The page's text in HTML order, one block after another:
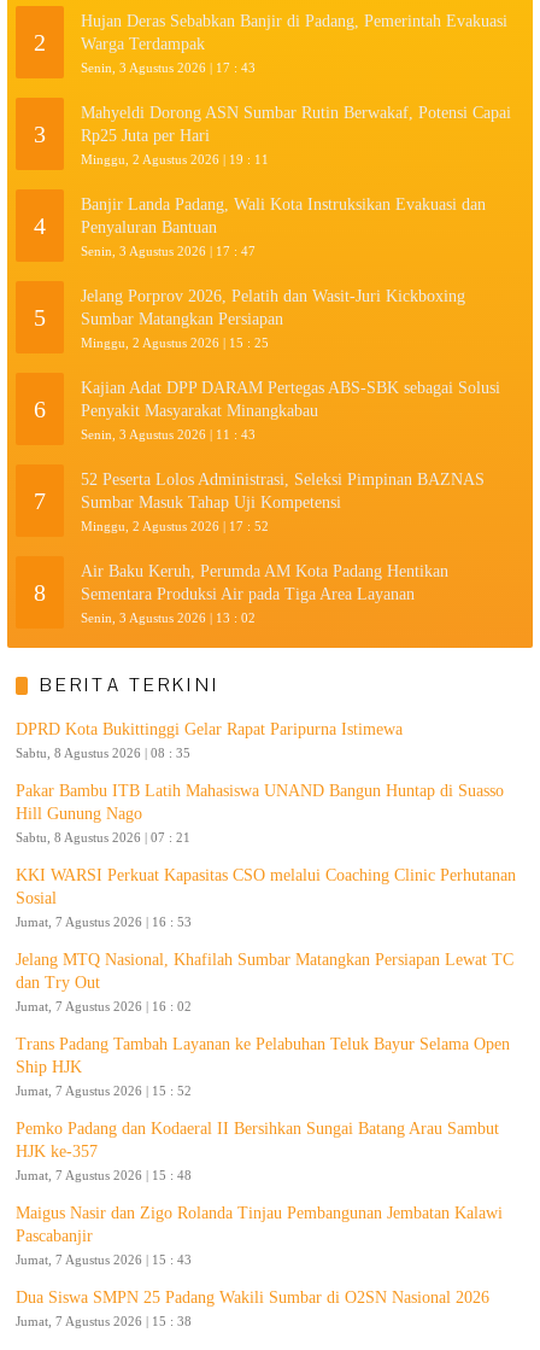
2
Hujan Deras Sebabkan Banjir di Padang, Pemerintah Evakuasi
Warga Terdampak
Senin, 3 Agustus 2026 | 17 : 43
3
Mahyeldi Dorong ASN Sumbar Rutin Berwakaf, Potensi Capai
Rp25 Juta per Hari
Minggu, 2 Agustus 2026 | 19 : 11
4
Banjir Landa Padang, Wali Kota Instruksikan Evakuasi dan
Penyaluran Bantuan
Senin, 3 Agustus 2026 | 17 : 47
5
Jelang Porprov 2026, Pelatih dan Wasit-Juri Kickboxing
Sumbar Matangkan Persiapan
Minggu, 2 Agustus 2026 | 15 : 25
6
Kajian Adat DPP DARAM Pertegas ABS-SBK sebagai Solusi
Penyakit Masyarakat Minangkabau
Senin, 3 Agustus 2026 | 11 : 43
7
52 Peserta Lolos Administrasi, Seleksi Pimpinan BAZNAS
Sumbar Masuk Tahap Uji Kompetensi
Minggu, 2 Agustus 2026 | 17 : 52
8
Air Baku Keruh, Perumda AM Kota Padang Hentikan
Sementara Produksi Air pada Tiga Area Layanan
Senin, 3 Agustus 2026 | 13 : 02
BERITA TERKINI
DPRD Kota Bukittinggi Gelar Rapat Paripurna Istimewa
Sabtu, 8 Agustus 2026 | 08 : 35
Pakar Bambu ITB Latih Mahasiswa UNAND Bangun Huntap di Suasso
Hill Gunung Nago
Sabtu, 8 Agustus 2026 | 07 : 21
KKI WARSI Perkuat Kapasitas CSO melalui Coaching Clinic Perhutanan
Sosial
Jumat, 7 Agustus 2026 | 16 : 53
Jelang MTQ Nasional, Khafilah Sumbar Matangkan Persiapan Lewat TC
dan Try Out
Jumat, 7 Agustus 2026 | 16 : 02
Trans Padang Tambah Layanan ke Pelabuhan Teluk Bayur Selama Open
Ship HJK
Jumat, 7 Agustus 2026 | 15 : 52
Pemko Padang dan Kodaeral II Bersihkan Sungai Batang Arau Sambut
HJK ke-357
Jumat, 7 Agustus 2026 | 15 : 48
Maigus Nasir dan Zigo Rolanda Tinjau Pembangunan Jembatan Kalawi
Pascabanjir
Jumat, 7 Agustus 2026 | 15 : 43
Dua Siswa SMPN 25 Padang Wakili Sumbar di O2SN Nasional 2026
Jumat, 7 Agustus 2026 | 15 : 38